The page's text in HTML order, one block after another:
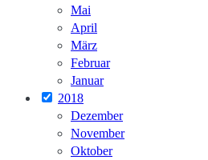
Mai
April
März
Februar
Januar
2018
Dezember
November
Oktober